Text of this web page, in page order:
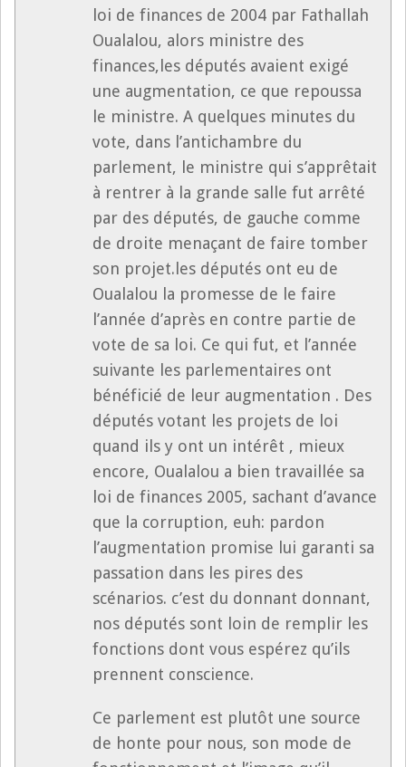
loi de finances de 2004 par Fathallah
Oualalou, alors ministre des
finances,les députés avaient exigé
une augmentation, ce que repoussa
le ministre. A quelques minutes du
vote, dans l’antichambre du
parlement, le ministre qui s’apprêtait
à rentrer à la grande salle fut arrêté
par des députés, de gauche comme
de droite menaçant de faire tomber
son projet.les députés ont eu de
Oualalou la promesse de le faire
l’année d’après en contre partie de
vote de sa loi. Ce qui fut, et l’année
suivante les parlementaires ont
bénéficié de leur augmentation . Des
députés votant les projets de loi
quand ils y ont un intérêt , mieux
encore, Oualalou a bien travaillée sa
loi de finances 2005, sachant d’avance
que la corruption, euh: pardon
l’augmentation promise lui garanti sa
passation dans les pires des
scénarios. c’est du donnant donnant,
nos députés sont loin de remplir les
fonctions dont vous espérez qu’ils
prennent conscience.
Ce parlement est plutôt une source
de honte pour nous, son mode de